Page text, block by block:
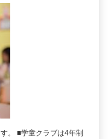
。 ■学童クラブは4年制